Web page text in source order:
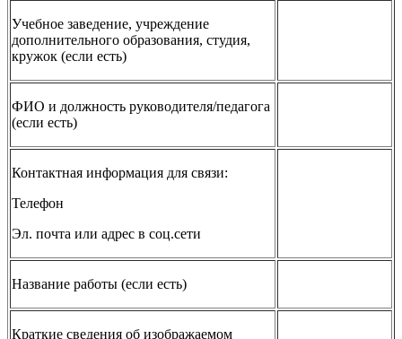
Учебное заведение, учреждение
дополнительного образования, студия,
кружок (если есть)
ФИО и должность руководителя/педагога
(если есть)
Контактная информация для связи:
Телефон
Эл. почта или адрес в соц.сети
Название работы (если есть)
Краткие сведения об изображаемом